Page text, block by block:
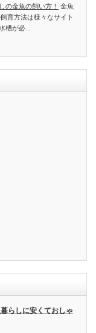
の金魚の飼い方！
金魚
育方法は様々なサイト
槽が必...
らしに安くておしゃ